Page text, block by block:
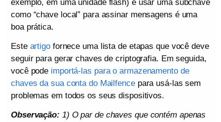
exemplo, em uma unidade flash) e usar uma subchave
como “chave local” para assinar mensagens é uma
boa prática.
Esteartigofornece uma lista de etapas que você deve
seguir para gerar chaves de criptografia. Em seguida,
você pode importá-las para o armazenamento de
chaves da sua conta do Mailfencepara usá-las sem
problemas em todos os seus dispositivos.
Observação: 1) O par de chaves que contém apenas